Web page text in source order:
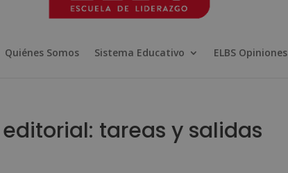
Quiénes Somos Sistema Educativo ELBS Opiniones
tareas y salidas